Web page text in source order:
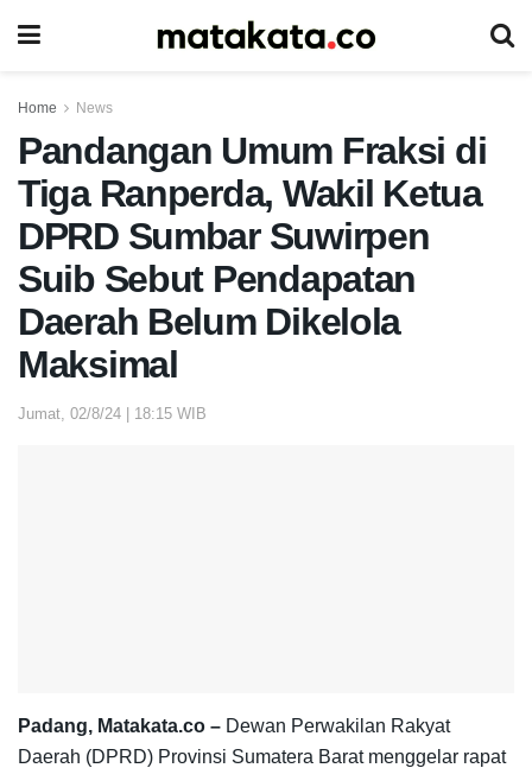
Home News
Pandangan Umum Fraksi di
Tiga Ranperda, Wakil Ketua
DPRD Sumbar Suwirpen
Suib Sebut Pendapatan
Daerah Belum Dikelola
Maksimal
Jumat, 02/8/24 | 18:15 WIB
Padang, Matakata.co – Dewan Perwakilan Rakyat
Daerah (DPRD) Provinsi Sumatera Barat menggelar rapat